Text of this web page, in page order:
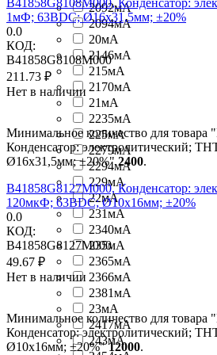
2092мА
2094мА
20мА
2146мА
215мА
2170мА
21мА
2235мА
225мА
2279мА
2294мА
229мА
22мА
231мА
2340мА
235мА
2365мА
2366мА
2381мА
23мА
2417мА
243мА
1мФ; 63ВDC; Ø16x31,5мм; ±20%
0.0
КОД:
B41858G8108M000
211.73 ₽
Нет в наличии
Минимальное количество для товара
Конденсатор: электролитический;
Ø16x31,5мм; ±20%"2400.
B41858G8127M000, Конденсатор:
120мкФ; 63ВDC; Ø10x16мм; ±20%
0.0
КОД:
B41858G8127M000
49.67 ₽
Нет в наличии
Минимальное количество для товара
Конденсатор: электролитический;
Ø10x16мм; ±20%"12000.